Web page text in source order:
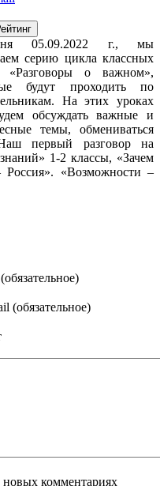
05.09.2022 г., мы
серию цикла классных
«Разговоры о важном»,
будут проходить по
На этих уроках
обсуждать важные и
темы, обмениваться
первый разговор на
1-2 классы, «Зачем
«Возможности –
(обязательное)
новых комментариях